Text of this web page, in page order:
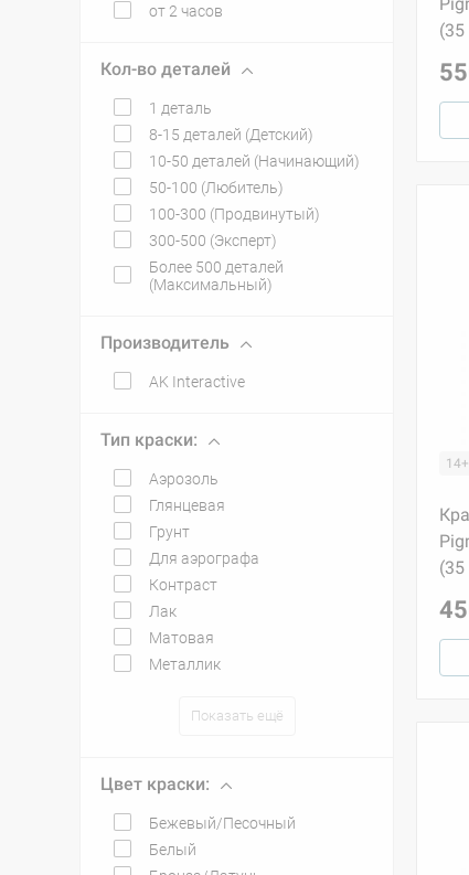
от 2 часов
Кол-во деталей
1 деталь
8-15 деталей (Детский)
10-50 деталей (Начинающий)
50-100 (Любитель)
100-300 (Продвинутый)
300-500 (Эксперт)
Более 500 деталей
(Максимальный)
Производитель
AK Interactive
Тип краски:
Аэрозоль
Глянцевая
Грунт
Для аэрографа
Контраст
Лак
Матовая
Металлик
Показать ещё
Цвет краски:
Бежевый/Песочный
Белый
14+